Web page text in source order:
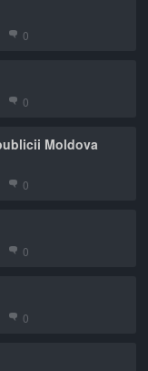
0
0
Moldova
0
0
0